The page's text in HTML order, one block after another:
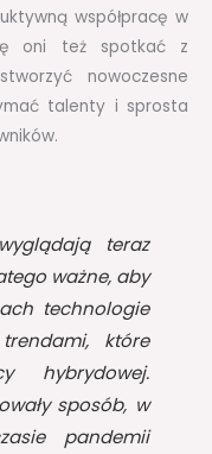
współpracę w
oni też spotkać z
nowoczesne
talenty i sprosta
teraz
ważne, aby
technologie
które
hybrydowej.
sposób, w
pandemii